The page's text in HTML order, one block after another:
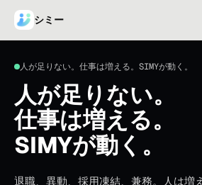
シミー
人が足りない。仕事は増える。SIMYが動く。
人が足りない。
仕事は増える。
SIMYが動く。
退職、異動、採用凍結、兼務。人は増